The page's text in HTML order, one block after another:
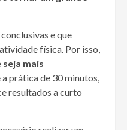
e que
física. Por isso,
seja mais
prática de 30 minutos,
resultados a curto